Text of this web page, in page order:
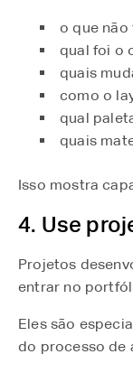
o que não
qual foi o
quais
como o
qual
quais
Isso mostra
4. Use
Projetos
entrar no
Eles são
do processo de